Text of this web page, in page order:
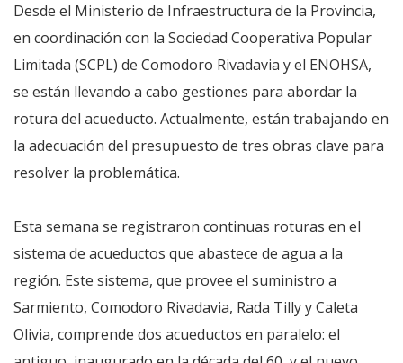
Desde el Ministerio de Infraestructura de la Provincia,
en coordinación con la Sociedad Cooperativa Popular
Limitada (SCPL) de Comodoro Rivadavia y el ENOHSA,
se están llevando a cabo gestiones para abordar la
rotura del acueducto. Actualmente, están trabajando en
la adecuación del presupuesto de tres obras clave para
resolver la problemática.
Esta semana se registraron continuas roturas en el
sistema de acueductos que abastece de agua a la
región. Este sistema, que provee el suministro a
Sarmiento, Comodoro Rivadavia, Rada Tilly y Caleta
Olivia, comprende dos acueductos en paralelo: el